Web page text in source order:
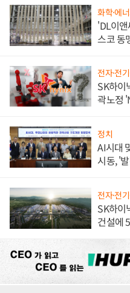
화학·에
'DL이
스코 동
전자·전
SK하이
곽노정
정치
AI시대
시동, '
전자·전
SK하이
건설에